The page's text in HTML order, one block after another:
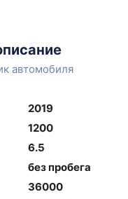
автомобиля
2019
1200
6.5
без пробега
36000